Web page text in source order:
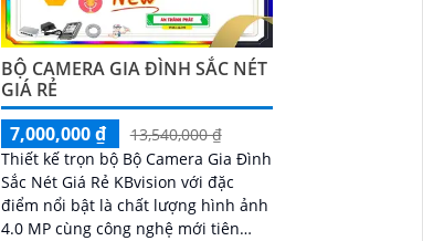
BỘ CAMERA GIA ĐÌNH SẮC NÉT
GIÁ RẺ
7,000,000 ₫
13,540,000 ₫
Thiết kế trọn bộ Bộ Camera Gia Đình
Sắc Nét Giá Rẻ KBvision với đặc
điểm nổi bật là chất lượng hình ảnh
4.0 MP cùng công nghệ mới tiên